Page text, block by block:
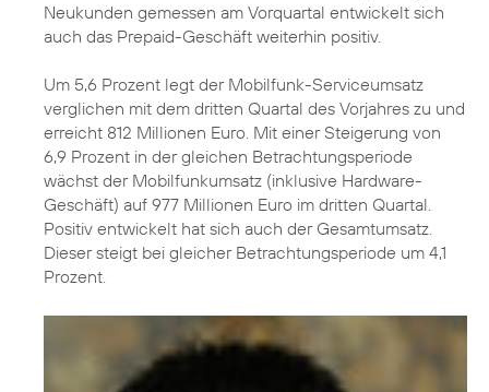
Neukunden gemessen am Vorquartal entwickelt sich
auch das Prepaid-Geschäft weiterhin positiv.
Um 5,6 Prozent legt der Mobilfunk-Serviceumsatz
verglichen mit dem dritten Quartal des Vorjahres zu und
erreicht 812 Millionen Euro. Mit einer Steigerung von
6,9 Prozent in der gleichen Betrachtungsperiode
wächst der Mobilfunkumsatz (inklusive Hardware-
Geschäft) auf 977 Millionen Euro im dritten Quartal.
Positiv entwickelt hat sich auch der Gesamtumsatz.
Dieser steigt bei gleicher Betrachtungsperiode um 4,1
Prozent.